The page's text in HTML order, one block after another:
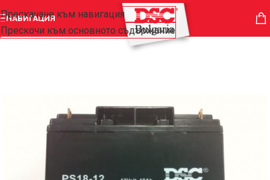
Прескачане към навигация
Прескочи към основното съдържание
НАВИГАЦИЯ